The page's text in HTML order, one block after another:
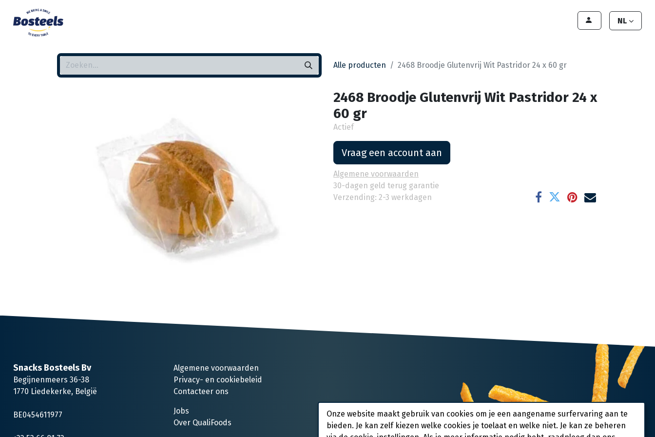
NL
Alle producten 2468 Broodje Glutenvrij Wit Pastridor 24 x 60 gr
2468 Broodje Glutenvrij Wit Pastridor 24 x
60 gr
Actief
Vraag een account aan
Algemene voorwaarden
30-dagen geld terug garantie
Verzending: 2-3 werkdagen
Snacks Bosteels Bv
Begijnenmeers 36-38
1770 Liedekerke, België
BE0454611977
Algemene voorwaarden
Privacy- en cookiebeleid
Contacteer ons
Jobs
Over QualiFoods
Onze website maakt gebruik van cookies om je een aangename surfervaring aan te
bieden. Je kan zelf kiezen welke cookies je toelaat en welke niet. Je kan ze beheren